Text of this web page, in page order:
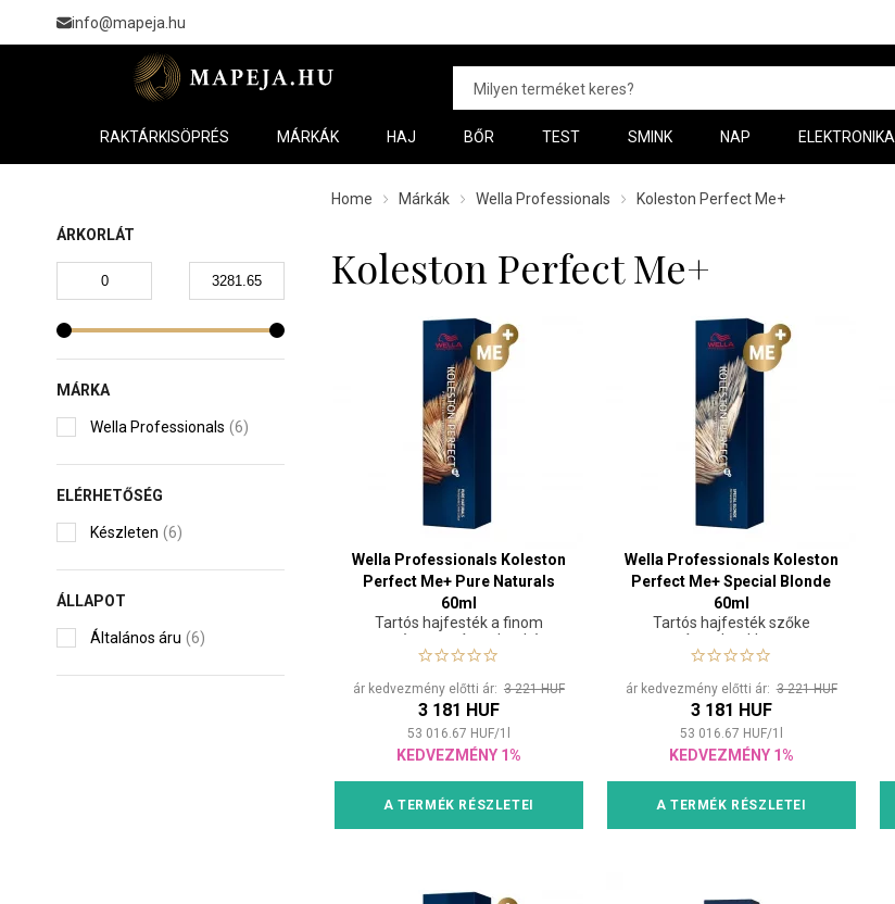
info@mapeja.hu
RAKTÁRKISÖPRÉS MÁRKÁK HAJ BŐR TEST SMINK NAP ELEKTRONIKA
ÁRKORLÁT
MÁRKA
Wella Professionals (6)
ELÉRHETŐSÉG
Készleten (6)
ÁLLAPOT
Általános áru (6)
Home Márkák Wella Professionals Koleston Perfect Me+
Koleston Perfect Me+
Wella Professionals Koleston
Perfect Me+ Pure Naturals
60ml
Tartós hajfesték a finom
természetes árnyalatokért
ár kedvezmény előtti ár: 3 221 HUF
3 181 HUF
53 016.67 HUF/1
KEDVEZMÉNY 1%
A TERMÉK RÉSZLETEI
Wella Professionals Koleston
Perfect Me+ Special Blonde
60ml
Tartós hajfesték szőke
árnyalatokhoz
ár kedvezmény előtti ár:3 221 HUF
3 181 HUF
53 016.67 HUF/1
KEDVEZMÉNY 1%
A TERMÉK RÉSZLETEI